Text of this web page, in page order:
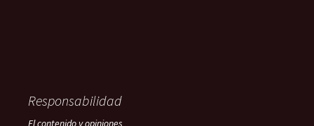
Responsabilidad
El contenido y opiniones